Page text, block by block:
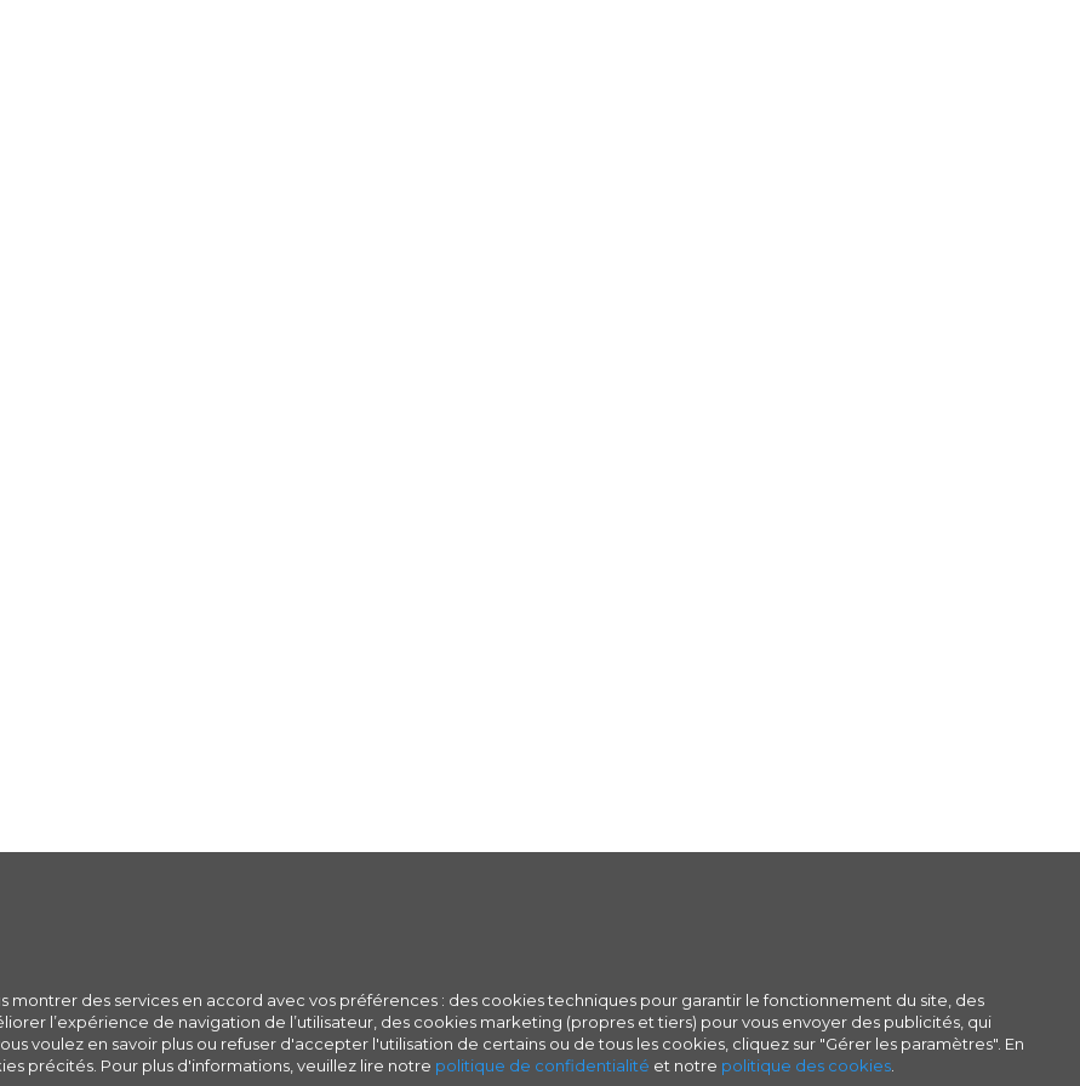
des services en accord avec vos préférences : des cookies techniques pour garantir le fonctionnement du site, des
l’expérience de navigation de l’utilisateur, des cookies marketing (propres et tiers) pour vous envoyer des publicités, qui
voulez en savoir plus ou refuser d'accepter l'utilisation de certains ou de tous les cookies, cliquez sur "Gérer les paramètres". En
précités. Pour plus d'informations, veuillez lire notre politique de confidentialité et notre politique des cookies